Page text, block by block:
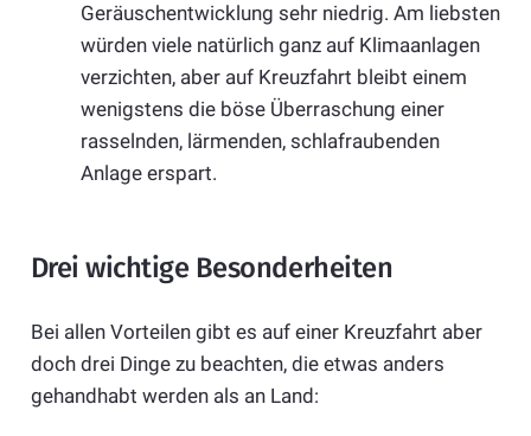
Geräuschentwicklung sehr niedrig. Am liebsten
würden viele natürlich ganz auf Klimaanlagen
verzichten, aber auf Kreuzfahrt bleibt einem
wenigstens die böse Überraschung einer
rasselnden, lärmenden, schlafraubenden
Anlage erspart.
Drei wichtige Besonderheiten
Bei allen Vorteilen gibt es auf einer Kreuzfahrt aber
doch drei Dinge zu beachten, die etwas anders
gehandhabt werden als an Land: